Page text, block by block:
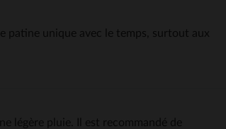
patine unique avec le temps, surtout aux
légère pluie. Il est recommandé de